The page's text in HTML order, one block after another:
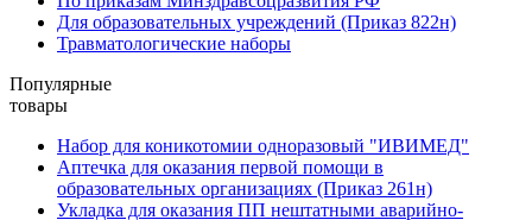
Для образовательных учреждений (Приказ 822н)
Травматологические наборы
Популярные
товары
Набор для коникотомии одноразовый "ИВИМЕД"
Аптечка для оказания первой помощи в
образовательных организациях (Приказ 261н)
Укладка для оказания ПП нештатными аварийно-